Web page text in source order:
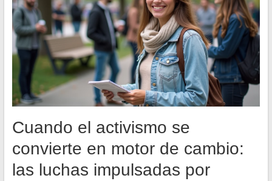
Cuando el activismo se
convierte en motor de cambio:
las luchas impulsadas por